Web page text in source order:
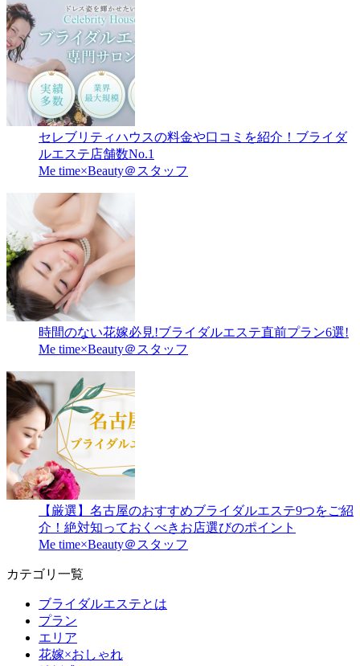
セレブリティハウスの料金や口コミを紹介！ブライダ
ルエステ店舗数No.1
Me time×Beauty＠スタッフ
時間のない花嫁必見!ブライダルエステ直前プラン6選!
Me time×Beauty＠スタッフ
【厳選】名古屋のおすすめブライダルエステ9つをご紹
介！絶対知っておくべきお店選びのポイント
Me time×Beauty＠スタッフ
カテゴリ一覧
ブライダルエステとは
プラン
エリア
花嫁×おしゃれ